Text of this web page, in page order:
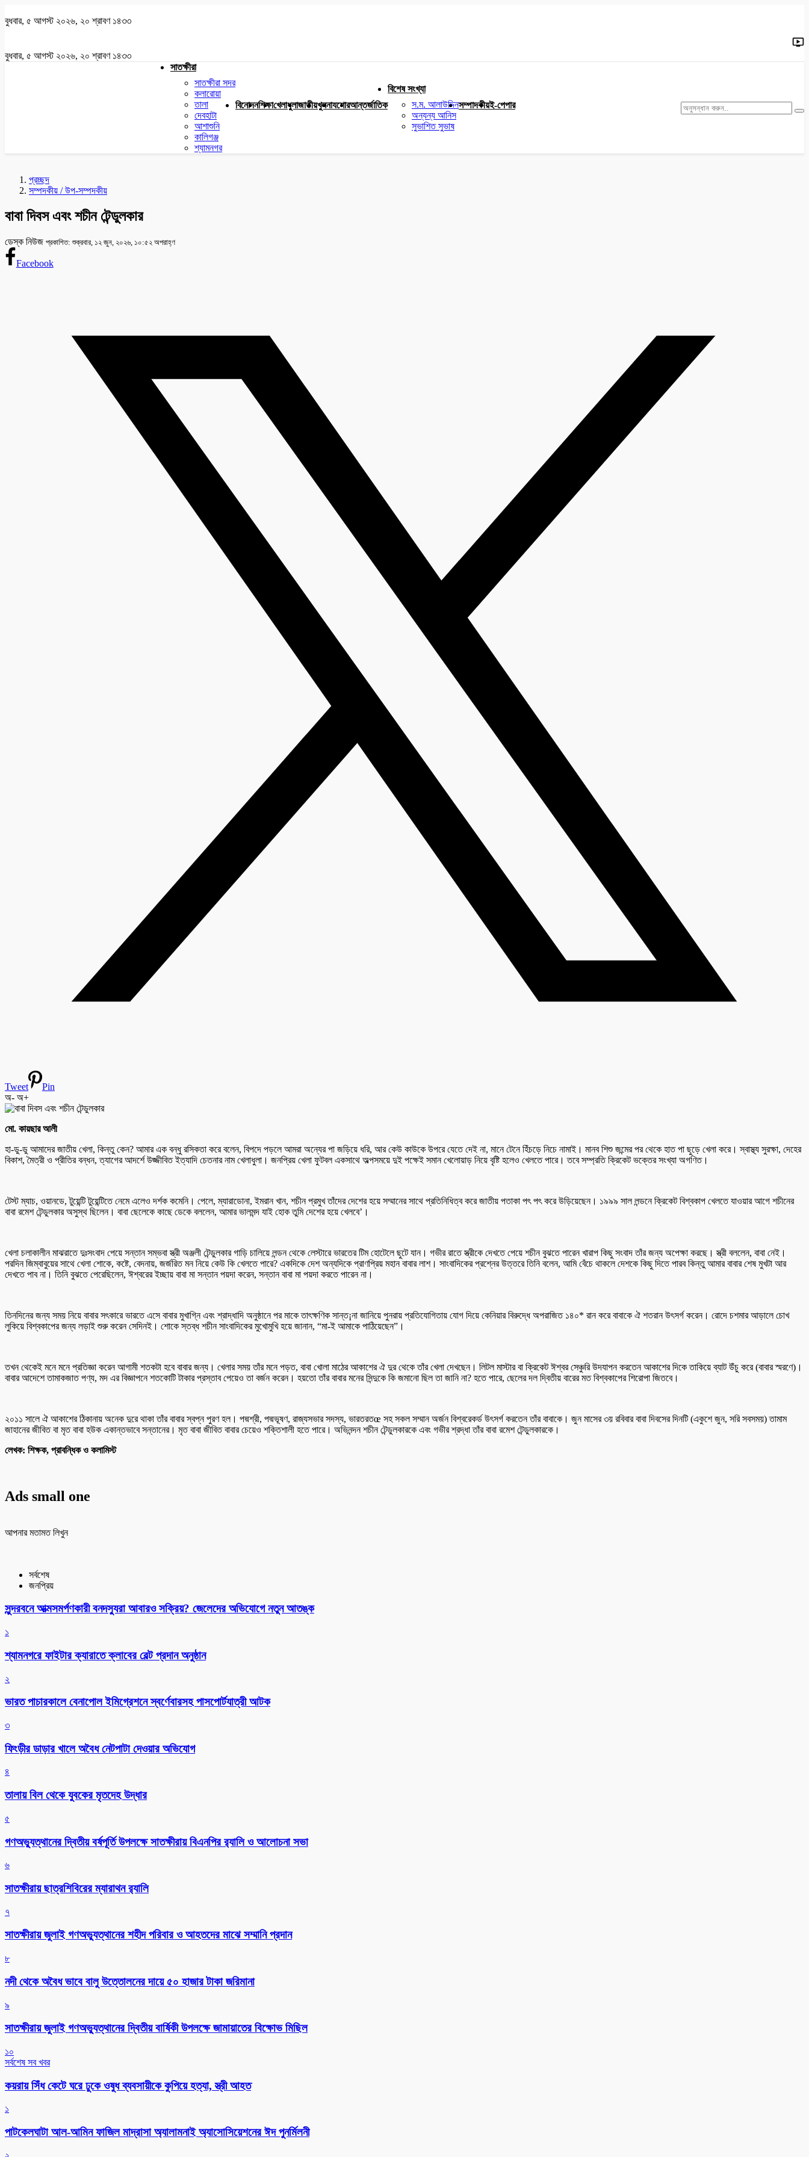
বুধবার, ৫ আগস্ট ২০২৬, ২০ শ্রাবণ ১৪৩৩
বুধবার, ৫ আগস্ট ২০২৬, ২০ শ্রাবণ ১৪৩৩
সাতক্ষীরা
সাতক্ষীরা সদর
কলারোয়া
তালা
দেবহাটা
আশাশুনি
কালিগঞ্জ
শ্যামনগর
বিনোদনশিক্ষাখেলাধুলাজাতীয়খুলনাযশোরআন্তর্জাতিক
বিশেষ সংখ্যা
স.ম. আলাউদ্দিন
অন্যন্য আনিস
সুভাশিত সুভাষ
সম্পাদকীয়ই-পেপার
প্রচ্ছদ
সম্পদকীয় / উপ-সম্পদকীয়
বাবা দিবস এবং শচীন টেন্ডুলকার
ডেস্ক নিউজ প্রকাশিত: শুক্রবার, ১২ জুন, ২০২৬, ১০:৫২ অপরাহ্ণ
Facebook
Tweet
Pin
অ- অ+
মো. কায়ছার আলী
হা-ডু-ডু আমাদের জাতীয় খেলা, কিন্তু কেন? আমার এক বন্ধু রসিকতা করে বলেন, বিপদে পড়লে আমরা অন্যের পা জড়িয়ে ধরি, আর কেউ কাউকে উপরে যেতে দেই না, মানে টেনে হিঁচড়ে নিচে নামাই। মানব শিশু জন্মের পর থেকে হাত পা ছুড়ে খেলা করে। স্বাস্থ্য সুরক্ষা, দেহের
বিকাশ, মৈত্রী ও প্রীতির বন্ধন, ত্যাগের আদর্শে উজ্জীবিত ইত্যাদি চেতনার নাম খেলাধুলা। জনপ্রিয় খেলা ফুটবল একসাথে অল্পসময়ে দুই পক্ষেই সমান খেলোয়াড় নিয়ে বৃষ্টি হলেও খেলতে পারে। তবে সম্প্রতি ক্রিকেট ভক্তের সংখ্যা অগণিত।
টেস্ট ম্যাচ, ওয়ানডে, টুয়েন্টি টুয়েন্টিতে নেমে এলেও দর্শক কমেনি। পেলে, ম্যারাডোনা, ইমরান খান, শচীন প্রমুখ তাঁদের দেশের হয়ে সম্মানের সাথে প্রতিনিধিত্ব করে জাতীয় পতাকা পৎ পৎ করে উড়িয়েছেন। ১৯৯৯ সাল লন্ডনে ক্রিকেট বিশ্বকাপ খেলতে যাওয়ার আগে শচীনের
বাবা রমেশ টেন্ডুলকার অসুস্থ ছিলেন। বাবা ছেলেকে কাছে ডেকে বললেন, আমার ভালমন্দ যাই হোক তুমি দেশের হয়ে খেলবে’।
খেলা চলাকালীন মাঝরাতে দুঃসংবাদ পেয়ে সন্তান সম্ভবা স্ত্রী অঞ্জলী টেন্ডুলকার গাড়ি চালিয়ে লন্ডন থেকে লেস্টারে ভারতের টিম হোটেলে ছুটে যান। গভীর রাতে স্ত্রীকে দেখতে পেয়ে শচীন বুঝতে পারেন খারাপ কিছু সংবাদ তাঁর জন্য অপেক্ষা করছে। স্ত্রী বললেন, বাবা নেই।
পরদিন জিম্বাবুয়ের সাথে খেলা শোকে, কষ্টে, বেদনায়, জর্জরিত মন নিয়ে কেউ কি খেলতে পারে? একদিকে দেশ অন্যদিকে প্রাণপ্রিয় মহান বাবার লাশ। সাংবাদিকের প্রশ্নের উত্তরে তিনি বলেন, আমি বেঁচে থাকলে দেশকে কিছু দিতে পারব কিন্তু আমার বাবার শেষ মুখটা আর
দেখতে পাব না। তিনি বুঝতে পেরেছিলেন, ঈশ্বরের ইচ্ছায় বাবা মা সন্তান পয়দা করেন, সন্তান বাবা মা পয়দা করতে পারেন না।
তিনদিনের জন্য সময় নিয়ে বাবার সৎকারে ভারতে এসে বাবার মুখাগ্নি এবং শ্রাদ্ধাদি অনুষ্ঠানে পর মাকে তাৎক্ষণিক সান্ত¡না জানিয়ে পুনরায় প্রতিযোগিতায় যোগ দিয়ে কেনিয়ার বিরুদ্ধে অপরাজিত ১৪০* রান করে বাবাকে ঐ শতরান উৎসর্গ করেন। রোদে চশমার আড়ালে চোখ
লুকিয়ে বিশ্বকাপের জন্য লড়াই শুরু করেন সেদিনই। শোকে স্তব্ধ শচীন সাংবাদিকের মুখোমুখি হয়ে জানান, “মা-ই আমাকে পাঠিয়েছেন”।
তখন থেকেই মনে মনে প্রতিজ্ঞা করেন আগামী শতকটা হবে বাবার জন্য। খেলার সময় তাঁর মনে পড়ত, বাবা খোলা মাঠের আকাশের ঐ দুর থেকে তাঁর খেলা দেখছেন। লিটল মাস্টার বা ক্রিকেট ঈশ্বর সেঞ্চুরি উদযাপন করতেন আকাশের দিকে তাকিয়ে ব্যাট উঁচু করে (বাবার স্মরণে)।
বাবার আদেশে তামাকজাত পণ্য, মদ এর বিজ্ঞাপনে শতকোটি টাকার প্রস্তাব পেয়েও তা বর্জন করেন। হয়তো তাঁর বাবার মনের সিন্দুকে কি জমানো ছিল তা জানি না? হতে পারে, ছেলের দল দ্বিতীয় বারের মত বিশ্বকাপের শিরোপা জিতবে।
২০১১ সালে ঐ আকাশের ঠিকানায় অনেক দুরে থাকা তাঁর বাবার স্বপ্ন পুরণ হল। পদ্মশ্রী, পদ্মভূষণ, রাজ্যসভার সদস্য, ভারতরতœ সহ সকল সম্মান অর্জন বিশ্বরেকর্ড উৎসর্গ করতেন তাঁর বাবাকে। জুন মাসের ৩য় রবিবার বাবা দিবসের দিনটি (একুশে জুন, সরি সবসময়) তামাম
জাহানের জীবিত বা মৃত বাবা হউক একান্তভাবে সন্তানের। মৃত বাবা জীবিত বাবার চেয়েও শক্তিশালী হতে পারে। অভিনন্দন শচীন টেন্ডুলকারকে এবং গভীর শ্রদ্ধা তাঁর বাবা রমেশ টেন্ডুলকারকে।
লেখক: শিক্ষক, প্রাবন্ধিক ও কলামিস্ট
Ads small one
আপনার মতামত লিখুন
সর্বশেষ
জনপ্রিয়
সুন্দরবনে আত্মসমর্পণকারী বনদস্যুরা আবারও সক্রিয়? জেলেদের অভিযোগে নতুন আতঙ্ক
১
শ্যামনগরে ফাইটার ক্যারাতে ক্লাবের বেল্ট প্রদান অনুষ্ঠান
২
ভারত পাচারকালে বেনাপোল ইমিগ্রেশনে স্বর্ণেবারসহ পাসপোর্টযাত্রী আটক
৩
ফিংড়ীর ডাড়ার খালে অবৈধ নেটপাটা দেওয়ার অভিযোগ
৪
তালায় বিল থেকে যুবকের মৃতদেহ উদ্ধার
৫
গণঅভ্যুত্থানের দ্বিতীয় বর্ষপূর্তি উপলক্ষে সাতক্ষীরায় বিএনপির র‌্যালি ও আলোচনা সভা
৬
সাতক্ষীরায় ছাত্রশিবিরের ম্যারাথন র‌্যালি
৭
সাতক্ষীরায় জুলাই গণঅভ্যুত্থানের শহীদ পরিবার ও আহতদের মাঝে সম্মানি প্রদান
৮
নদী থেকে অবৈধ ভাবে বালু উত্তোলনের দায়ে ৫০ হাজার টাকা জরিমানা
৯
সাতক্ষীরায় জুলাই গণঅভ্যুত্থানের দ্বিতীয় বার্ষিকী উপলক্ষে জামায়াতের বিক্ষোভ মিছিল
১০
সর্বশেষ সব খবর
কয়রায় সিঁধ কেটে ঘরে ঢুকে ওষুধ ব্যবসায়ীকে কুপিয়ে হত্যা, স্ত্রী আহত
১
পাটকেলঘাটা আল-আমিন ফাজিল মাদ্রাসা অ্যালামনাই অ্যাসোসিয়েশনের ঈদ পুনর্মিলনী